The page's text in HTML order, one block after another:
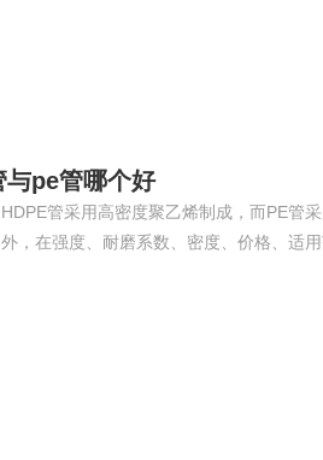
pe管哪个好
管采用高密度聚乙烯制成，而PE管
，在强度、耐磨系数、密度、价格、适